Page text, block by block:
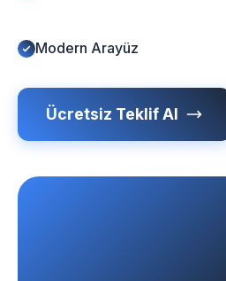
Modern Arayüz
Ücretsiz Teklif Al